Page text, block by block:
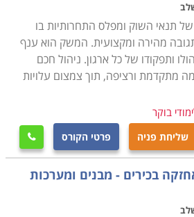
ידע רב בתחום ומאפשר לעסוק
מסחריים והן בארגונים ציבוריים
נלמדים נושאים מגוונים כדוגמת
שונים במבנה, התקנת ריהוט
מדפים, לוחות ומזגנים. כמו כן נלמדים
ספקים ועם מנהלים
לבצע סקירה של המוסד או המבנה
המקצוע בניסיון לאתר מפגעים
למשל, מעליות שפג תוקף האחריות
חברת המעליות לתחזוקה שוטפת,
של תנאי השוק ומפלס התחרותיות בו
מהירה ומקצועית. המשק הוא ענף
ותפקודו של כל ארגון. ניהול חכם
מתקדמת ורציפה, תוך צמצום עלויות
בוקר
שליחת פניה פרטי הקורס 
בכירים - מבנים ומערכות